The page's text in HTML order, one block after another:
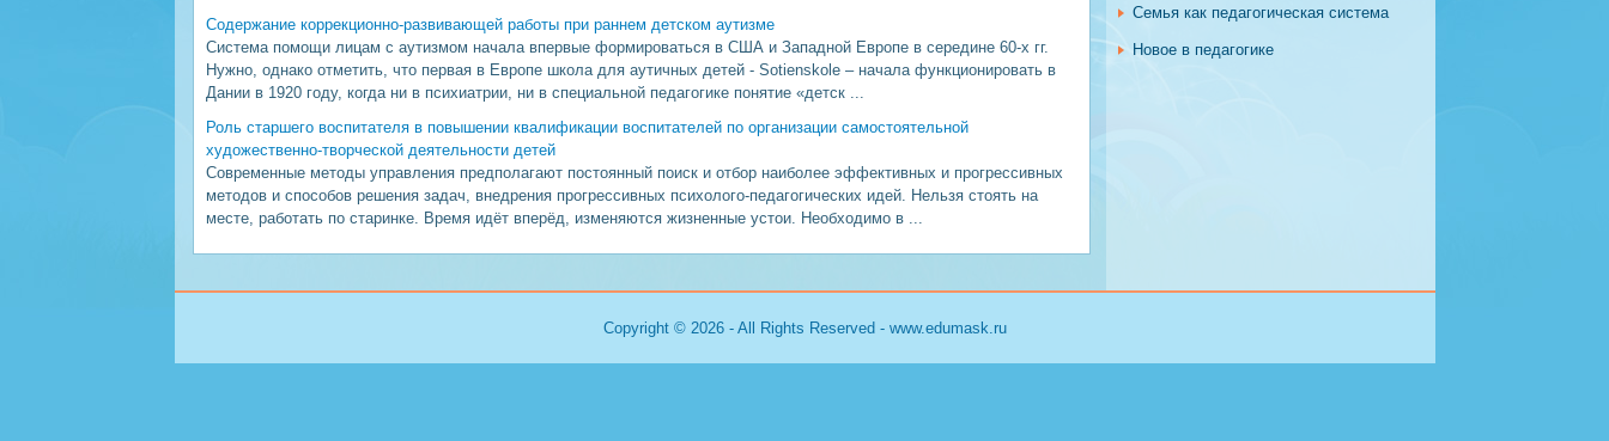
Содержание коррекционно-развивающей работы при раннем детском аутизме
Система помощи лицам с аутизмом начала впервые формироваться в США и Западной Европе в середине 60-х гг.
Нужно, однако отметить, что первая в Европе школа для аутичных детей - Sotienskole – начала функционировать в
Дании в 1920 году, когда ни в психиатрии, ни в специальной педагогике понятие «детск ...
Роль старшего воспитателя в повышении квалификации воспитателей по организации самостоятельной
художественно-творческой деятельности детей
Современные методы управления предполагают постоянный поиск и отбор наиболее эффективных и прогрессивных
методов и способов решения задач, внедрения прогрессивных психолого-педагогических идей. Нельзя стоять на
месте, работать по старинке. Время идёт вперёд, изменяются жизненные устои. Необходимо в ...
Семья как педагогическая система
Новое в педагогике
Copyright © 2026 - All Rights Reserved - www.edumask.ru